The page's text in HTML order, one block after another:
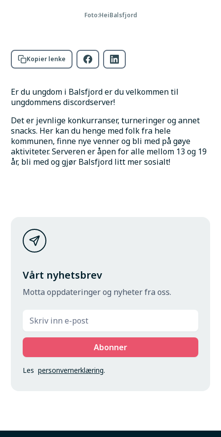
Foto:HeiBalsfjord
Kopier lenke
Er du ungdom i Balsfjord er du velkommen til
ungdommens discordserver!
Det er jevnlige konkurranser, turneringer og annet
snacks. Her kan du henge med folk fra hele
kommunen, finne nye venner og bli med på gøye
aktiviteter. Serveren er åpen for alle mellom 13 og 19
år, bli med og gjør Balsfjord litt mer sosialt!
Vårt nyhetsbrev
Motta oppdateringer og nyheter fra oss.
Lespersonvernerklæring.